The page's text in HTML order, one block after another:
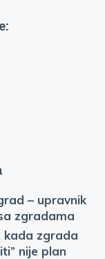
– upravnik
zgradama
kada zgrada
nije plan